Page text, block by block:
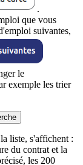
.
que vous
suivantes,
le
exemple les trier
liste, s'affichent :
du contrat et la
les 200